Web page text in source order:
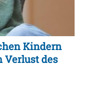
Kindern
Verlust des